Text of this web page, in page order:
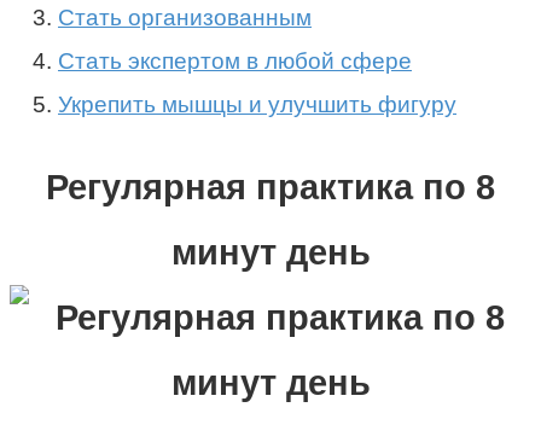
Стать организованным
Стать экспертом в любой сфере
Укрепить мышцы и улучшить фигуру
Регулярная практика по 8
минут день